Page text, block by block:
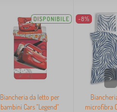
DISPONIBILE
Biancheria da letto per
bambini Cars "Legend"
-8%
microfibra
>